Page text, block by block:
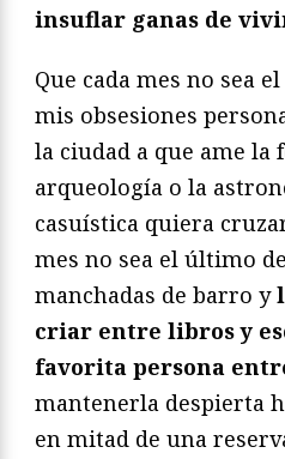
insuflar ganas de
Que cada mes no sea
mis obsesiones
la ciudad a que ame la
arqueología o la
casuística quiera
mes no sea el último
manchadas de barro y
criar entre libros y
favorita persona
mantenerla despierta
en mitad de una